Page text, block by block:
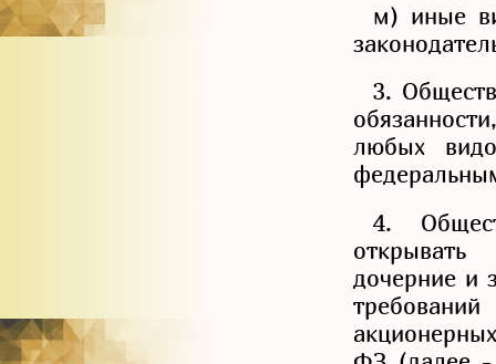
м) иные
3.
любых
4.
открывать
дочерние и